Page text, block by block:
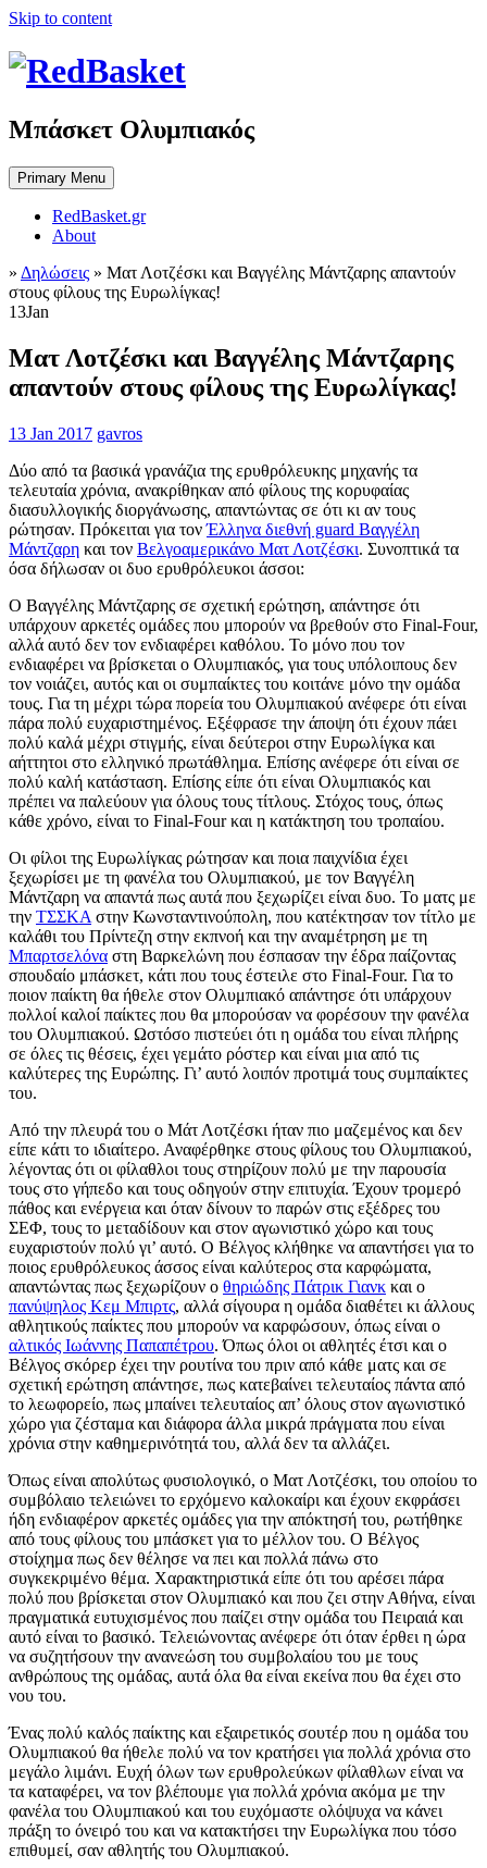
Skip to content
Μπάσκετ Ολυμπιακός
Primary Menu
RedBasket.gr
About
» Δηλώσεις » Ματ Λοτζέσκι και Βαγγέλης Μάντζαρης απαντούν
στους φίλους της Ευρωλίγκας!
13Jan
Ματ Λοτζέσκι και Βαγγέλης Μάντζαρης
απαντούν στους φίλους της Ευρωλίγκας!
13 Jan 2017 gavros
Δύο από τα βασικά γρανάζια της ερυθρόλευκης μηχανής τα
τελευταία χρόνια, ανακρίθηκαν από φίλους της κορυφαίας
διασυλλογικής διοργάνωσης, απαντώντας σε ότι κι αν τους
ρώτησαν. Πρόκειται για τονΈλληνα διεθνή guard Βαγγέλη
Μάντζαρη και τον Βελγοαμερικάνο Ματ Λοτζέσκι. Συνοπτικά τα
όσα δήλωσαν οι δυο ερυθρόλευκοι άσσοι:
Ο Βαγγέλης Μάντζαρης σε σχετική ερώτηση, απάντησε ότι
υπάρχουν αρκετές ομάδες που μπορούν να βρεθούν στο Final-Four,
αλλά αυτό δεν τον ενδιαφέρει καθόλου. Το μόνο που τον
ενδιαφέρει να βρίσκεται ο Ολυμπιακός, για τους υπόλοιπους δεν
τον νοιάζει, αυτός και οι συμπαίκτες του κοιτάνε μόνο την ομάδα
τους. Για τη μέχρι τώρα πορεία του Ολυμπιακού ανέφερε ότι είναι
πάρα πολύ ευχαριστημένος. Εξέφρασε την άποψη ότι έχουν πάει
πολύ καλά μέχρι στιγμής, είναι δεύτεροι στην Ευρωλίγκα και
αήττητοι στο ελληνικό πρωτάθλημα. Eπίσης ανέφερε ότι είναι σε
πολύ καλή κατάσταση. Επίσης είπε ότι είναι Ολυμπιακός και
πρέπει να παλεύουν για όλους τους τίτλους. Στόχος τους, όπως
κάθε χρόνο, είναι το Final-Four και η κατάκτηση του τροπαίου.
Οι φίλοι της Ευρωλίγκας ρώτησαν και ποια παιχνίδια έχει
ξεχωρίσει με τη φανέλα του Ολυμπιακού, με τον Βαγγέλη
Μάντζαρη να απαντά πως αυτά που ξεχωρίζει είναι δυο. Το ματς με
την ΤΣΣΚΑ στην Κωνσταντινούπολη, που κατέκτησαν τον τίτλο με
καλάθι του Πρίντεζη στην εκπνοή και την αναμέτρηση με τη
Μπαρτσελόνα στη Βαρκελώνη που έσπασαν την έδρα παίζοντας
σπουδαίο μπάσκετ, κάτι που τους έστειλε στο Final-Four. Για το
ποιον παίκτη θα ήθελε στον Ολυμπιακό απάντησε ότι υπάρχουν
πολλοί καλοί παίκτες που θα μπορούσαν να φορέσουν την φανέλα
του Ολυμπιακού. Ωστόσο πιστεύει ότι η ομάδα του είναι πλήρης
σε όλες τις θέσεις, έχει γεμάτο ρόστερ και είναι μια από τις
καλύτερες της Ευρώπης. Γι’ αυτό λοιπόν προτιμά τους συμπαίκτες
του.
Από την πλευρά του ο Μάτ Λοτζέσκι ήταν πιο μαζεμένος και δεν
είπε κάτι το ιδιαίτερο. Αναφέρθηκε στους φίλους του Ολυμπιακού,
λέγοντας ότι οι φίλαθλοι τους στηρίζουν πολύ με την παρουσία
τους στο γήπεδο και τους οδηγούν στην επιτυχία. Έχουν τρομερό
πάθος και ενέργεια και όταν δίνουν το παρών στις εξέδρες του
ΣΕΦ, τους το μεταδίδουν και στον αγωνιστικό χώρο και τους
ευχαριστούν πολύ γι’ αυτό. Ο Βέλγος κλήθηκε να απαντήσει για το
ποιος ερυθρόλευκος άσσος είναι καλύτερος στα καρφώματα,
απαντώντας πως ξεχωρίζουν ο θηριώδης Πάτρικ Γιανκ και ο
πανύψηλος Κεμ Μπιρτς, αλλά σίγουρα η ομάδα διαθέτει κι άλλους
αθλητικούς παίκτες που μπορούν να καρφώσουν, όπως είναι ο
αλτικός Ιωάννης Παπαπέτρου. Όπως όλοι οι αθλητές έτσι και ο
Βέλγος σκόρερ έχει την ρουτίνα του πριν από κάθε ματς και σε
σχετική ερώτηση απάντησε, πως κατεβαίνει τελευταίος πάντα από
το λεωφορείο, πως μπαίνει τελευταίος απ’ όλους στον αγωνιστικό
χώρο για ζέσταμα και διάφορα άλλα μικρά πράγματα που είναι
χρόνια στην καθημερινότητά του, αλλά δεν τα αλλάζει.
Όπως είναι απολύτως φυσιολογικό, ο Ματ Λοτζέσκι, του οποίου το
συμβόλαιο τελειώνει το ερχόμενο καλοκαίρι και έχουν εκφράσει
ήδη ενδιαφέρον αρκετές ομάδες για την απόκτησή του, ρωτήθηκε
από τους φίλους του μπάσκετ για το μέλλον του. Ο Βέλγος
στοίχημα πως δεν θέλησε να πει και πολλά πάνω στο
συγκεκριμένο θέμα. Χαρακτηριστικά είπε ότι του αρέσει πάρα
πολύ που βρίσκεται στον Ολυμπιακό και που ζει στην Αθήνα, είναι
πραγματικά ευτυχισμένος που παίζει στην ομάδα του Πειραιά και
αυτό είναι το βασικό. Τελειώνοντας ανέφερε ότι όταν έρθει η ώρα
να συζητήσουν την ανανεώση του συμβολαίου του με τους
ανθρώπους της ομάδας, αυτά όλα θα είναι εκείνα που θα έχει στο
νου του.
Ένας πολύ καλός παίκτης και εξαιρετικός σουτέρ που η ομάδα του
Ολυμπιακού θα ήθελε πολύ να τον κρατήσει για πολλά χρόνια στο
μεγάλο λιμάνι. Ευχή όλων των ερυθρολεύκων φίλαθλων είναι να
τα καταφέρει, να τον βλέπουμε για πολλά χρόνια ακόμα με την
φανέλα του Ολυμπιακού και του ευχόμαστε ολόψυχα να κάνει
πράξη το όνειρό του και να κατακτήσει την Ευρωλίγκα που τόσο
επιθυμεί, σαν αθλητής του Ολυμπιακού.